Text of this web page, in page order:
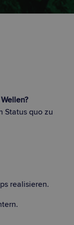
Status quo zu
realisieren.